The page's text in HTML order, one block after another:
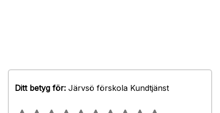
Ditt betyg för: Järvsö förskola Kundtjänst